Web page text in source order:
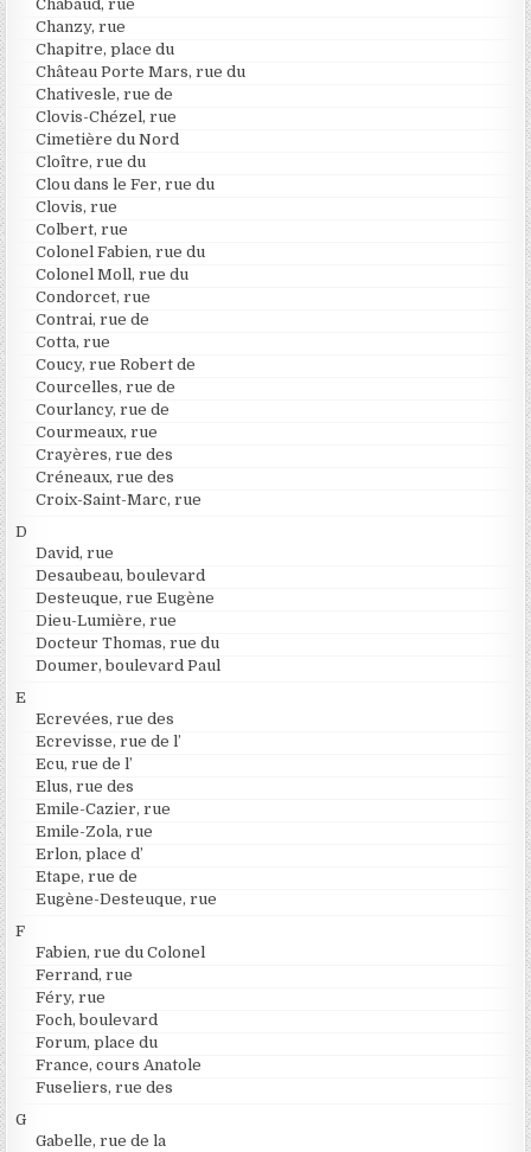
Chabaud, rue
Chanzy, rue
Chapitre, place du
Château Porte Mars, rue du
Chativesle, rue de
Clovis-Chézel, rue
Cimetière du Nord
Cloître, rue du
Clou dans le Fer, rue du
Clovis, rue
Colbert, rue
Colonel Fabien, rue du
Colonel Moll, rue du
Condorcet, rue
Contrai, rue de
Cotta, rue
Coucy, rue Robert de
Courcelles, rue de
Courlancy, rue de
Courmeaux, rue
Crayères, rue des
Créneaux, rue des
Croix-Saint-Marc, rue
D
David, rue
Desaubeau, boulevard
Desteuque, rue Eugène
Dieu-Lumière, rue
Docteur Thomas, rue du
Doumer, boulevard Paul
E
Ecrevées, rue des
Ecrevisse, rue de l’
Ecu, rue de l’
Elus, rue des
Emile-Cazier, rue
Emile-Zola, rue
Erlon, place d’
Etape, rue de
Eugène-Desteuque, rue
F
Fabien, rue du Colonel
Ferrand, rue
Féry, rue
Foch, boulevard
Forum, place du
France, cours Anatole
Fuseliers, rue des
G
Gabelle, rue de la